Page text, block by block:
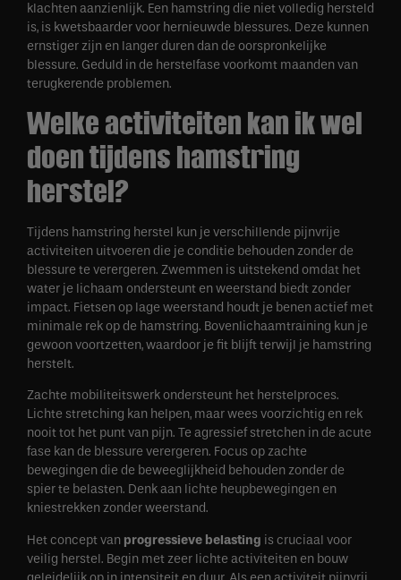
klachten aanzienlijk. Een hamstring die niet volledig hersteld
is, is kwetsbaarder voor hernieuwde blessures. Deze kunnen
ernstiger zijn en langer duren dan de oorspronkelijke
blessure. Geduld in de herstelfase voorkomt maanden van
terugkerende problemen.
Welke activiteiten kan ik wel
doen tijdens hamstring
herstel?
Tijdens hamstring herstel kun je verschillende pijnvrije
activiteiten uitvoeren die je conditie behouden zonder de
blessure te verergeren. Zwemmen is uitstekend omdat het
water je lichaam ondersteunt en weerstand biedt zonder
impact. Fietsen op lage weerstand houdt je benen actief met
minimale rek op de hamstring. Bovenlichaamtraining kun je
gewoon voortzetten, waardoor je fit blijft terwijl je hamstring
herstelt.
Zachte mobiliteitswerk ondersteunt het herstelproces.
Lichte stretching kan helpen, maar wees voorzichtig en rek
nooit tot het punt van pijn. Te agressief stretchen in de acute
fase kan de blessure verergeren. Focus op zachte
bewegingen die de beweeglijkheid behouden zonder de
spier te belasten. Denk aan lichte heupbewegingen en
kniestrekken zonder weerstand.
Het concept van progressieve belasting is cruciaal voor
veilig herstel. Begin met zeer lichte activiteiten en bouw